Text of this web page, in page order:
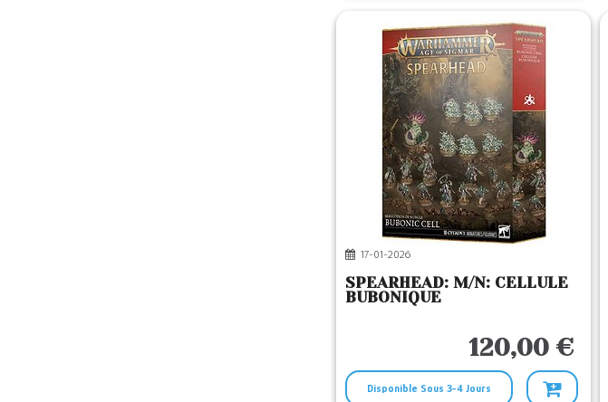
17-01-2026
SPEARHEAD: M/N: CELLULE
BUBONIQUE
120,00 €
Disponible Sous 3-4 Jours